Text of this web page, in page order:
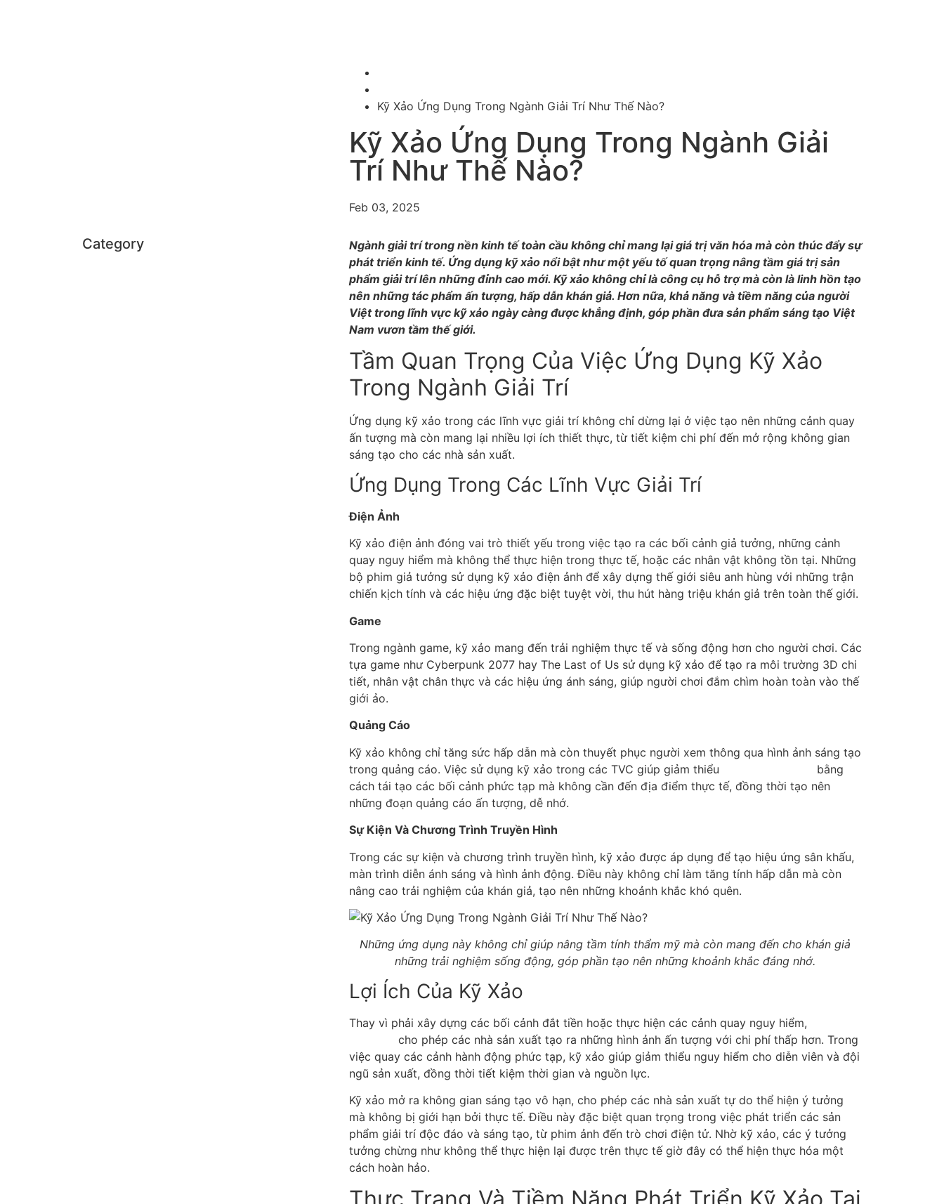
Kỹ Xảo Ứng Dụng Trong Ngành Giải Trí Như Thế Nào?
Kỹ Xảo Ứng Dụng Trong Ngành Giải
Trí Như Thế Nào?
Feb 03, 2025
Category
Ngành giải trí trong nền kinh tế toàn cầu không chỉ mang lại giá trị văn hóa mà còn thúc đẩy sự
phát triển kinh tế. Ứng dụng kỹ xảo nổi bật như một yếu tố quan trọng nâng tầm giá trị sản
phẩm giải trí lên những đỉnh cao mới. Kỹ xảo không chỉ là công cụ hỗ trợ mà còn là linh hồn tạo
nên những tác phẩm ấn tượng, hấp dẫn khán giả. Hơn nữa, khả năng và tiềm năng của người
Việt trong lĩnh vực kỹ xảo ngày càng được khẳng định, góp phần đưa sản phẩm sáng tạo Việt
Nam vươn tầm thế giới.
Tầm Quan Trọng Của Việc Ứng Dụng Kỹ Xảo
Trong Ngành Giải Trí
Ứng dụng kỹ xảo trong các lĩnh vực giải trí không chỉ dừng lại ở việc tạo nên những cảnh quay
ấn tượng mà còn mang lại nhiều lợi ích thiết thực, từ tiết kiệm chi phí đến mở rộng không gian
sáng tạo cho các nhà sản xuất.
Ứng Dụng Trong Các Lĩnh Vực Giải Trí
Điện Ảnh
Kỹ xảo điện ảnh đóng vai trò thiết yếu trong việc tạo ra các bối cảnh giả tưởng, những cảnh
quay nguy hiểm mà không thể thực hiện trong thực tế, hoặc các nhân vật không tồn tại. Những
bộ phim giả tưởng sử dụng kỹ xảo điện ảnh để xây dựng thế giới siêu anh hùng với những trận
chiến kịch tính và các hiệu ứng đặc biệt tuyệt vời, thu hút hàng triệu khán giả trên toàn thế giới.
Game
Trong ngành game, kỹ xảo mang đến trải nghiệm thực tế và sống động hơn cho người chơi. Các
tựa game như Cyberpunk 2077 hay The Last of Us sử dụng kỹ xảo để tạo ra môi trường 3D chi
tiết, nhân vật chân thực và các hiệu ứng ánh sáng, giúp người chơi đắm chìm hoàn toàn vào thế
giới ảo.
Quảng Cáo
Kỹ xảo không chỉ tăng sức hấp dẫn mà còn thuyết phục người xem thông qua hình ảnh sáng tạo
trong quảng cáo. Việc sử dụng kỹ xảo trong các TVC giúp giảm thiểu
bằng
cách tái tạo các bối cảnh phức tạp mà không cần đến địa điểm thực tế, đồng thời tạo nên
những đoạn quảng cáo ấn tượng, dễ nhớ.
Sự Kiện Và Chương Trình Truyền Hình
Trong các sự kiện và chương trình truyền hình, kỹ xảo được áp dụng để tạo hiệu ứng sân khấu,
màn trình diễn ánh sáng và hình ảnh động. Điều này không chỉ làm tăng tính hấp dẫn mà còn
nâng cao trải nghiệm của khán giả, tạo nên những khoảnh khắc khó quên.
Những ứng dụng này không chỉ giúp nâng tầm tính thẩm mỹ mà còn mang đến cho khán giả
những trải nghiệm sống động, góp phần tạo nên những khoảnh khắc đáng nhớ.
Lợi Ích Của Kỹ Xảo
Thay vì phải xây dựng các bối cảnh đắt tiền hoặc thực hiện các cảnh quay nguy hiểm,
cho phép các nhà sản xuất tạo ra những hình ảnh ấn tượng với chi phí thấp hơn. Trong
việc quay các cảnh hành động phức tạp, kỹ xảo giúp giảm thiểu nguy hiểm cho diễn viên và đội
ngũ sản xuất, đồng thời tiết kiệm thời gian và nguồn lực.
Kỹ xảo mở ra không gian sáng tạo vô hạn, cho phép các nhà sản xuất tự do thể hiện ý tưởng
mà không bị giới hạn bởi thực tế. Điều này đặc biệt quan trọng trong việc phát triển các sản
phẩm giải trí độc đáo và sáng tạo, từ phim ảnh đến trò chơi điện tử. Nhờ kỹ xảo, các ý tưởng
tưởng chừng như không thể thực hiện lại được trên thực tế giờ đây có thể hiện thực hóa một
cách hoàn hảo.